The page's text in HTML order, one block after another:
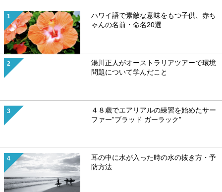
ハワイ語で素敵な意味をもつ子供、赤ち
ゃんの名前・命名20選
湯川正人がオーストラリアツアーで環境
問題について学んだこと
４８歳でエアリアルの練習を始めたサー
ファー”ブラッド ガーラック”
耳の中に水が入った時の水の抜き方・予
防方法